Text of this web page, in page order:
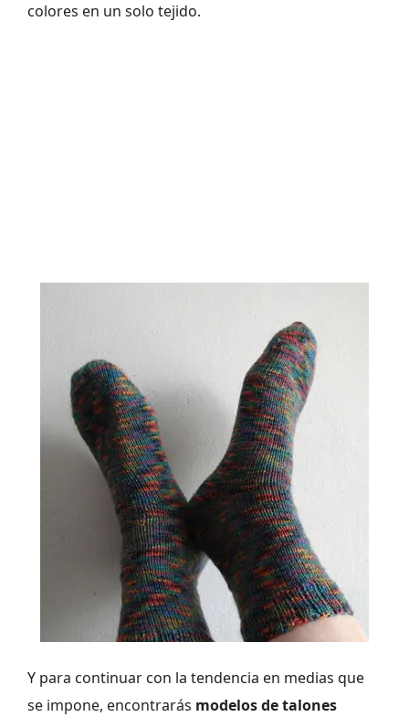
colores en un solo tejido.
Y para continuar con la tendencia en medias que
se impone, encontrarás modelos de talones